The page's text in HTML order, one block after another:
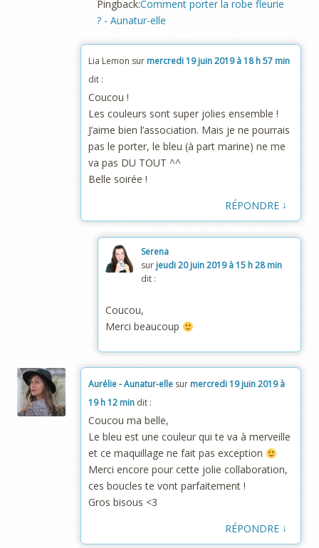
Pingback:Comment porter la robe fleurie
? - Aunatur-elle
Lia Lemon sur mercredi 19 juin 2019 à 18 h 57 min
dit :
Coucou !
Les couleurs sont super jolies ensemble !
J’aime bien l’association. Mais je ne pourrais
pas le porter, le bleu (à part marine) ne me
va pas DU TOUT ^^
Belle soirée !
RÉPONDRE ↓
Serena
sur jeudi 20 juin 2019 à 15 h 28 min
dit :
Coucou,
Merci beaucoup
Aurélie - Aunatur-elle sur mercredi 19 juin 2019 à
19 h 12 min dit :
Coucou ma belle,
Le bleu est une couleur qui te va à merveille
et ce maquillage ne fait pas exception
Merci encore pour cette jolie collaboration,
ces boucles te vont parfaitement !
Gros bisous <3
RÉPONDRE ↓